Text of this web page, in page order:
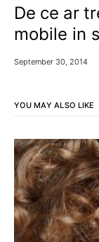
De ce ar
mobile in
September 30, 2014
YOU MAY ALSO LIKE